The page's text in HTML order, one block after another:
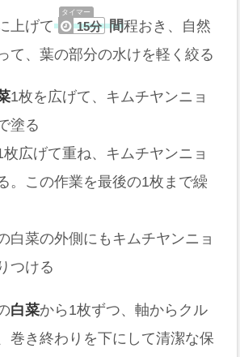
上げて 15分 間程おき、自然
て、葉の部分の水けを軽く絞る
1枚を広げて、キムチヤンニョ
塗る
広げて重ね、キムチヤンニョ
。この作業を最後の1枚まで繰
白菜の外側にもキムチヤンニョ
つける
白菜から1枚ずつ、軸からクル
巻き終わりを下にして清潔な保